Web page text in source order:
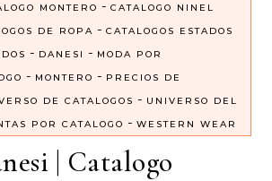
MONTERO - CATALOGO NINEL
DE ROPA - CATALOGOS ESTADOS
- DANESI - MODA POR
- MONTERO - PRECIOS DE
DE CATALOGOS - UNIVERSO DEL
POR CATALOGO - WESTERN WEAR
| Catalogo